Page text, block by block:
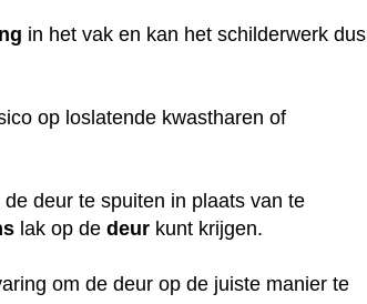
in het vak en kan het schilderwerk dus
op loslatende kwastharen of
deur te spuiten in plaats van te
lak op dedeur kunt krijgen.
om de deur op de juiste manier te